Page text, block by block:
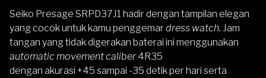
Seiko Presage SRPD37J1 hadir dengan tampilan elegan
yang cocok untuk kamu penggemar dress watch. Jam
tangan yang tidak digerakan baterai ini menggunakan
automatic movement caliber 4R35
dengan akurasi +45 sampai -35 detik per hari serta